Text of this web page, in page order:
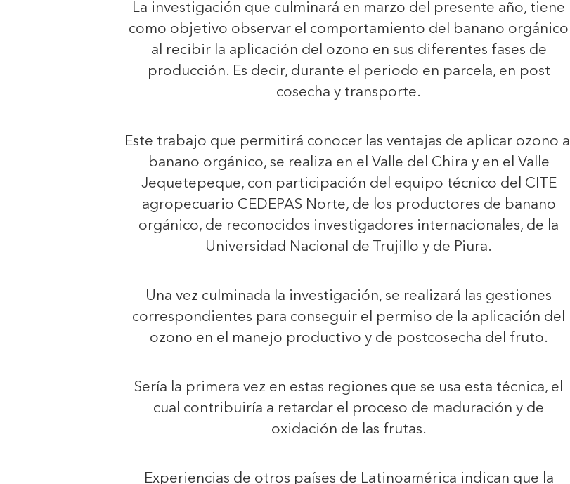
La investigación que culminará en marzo del presente año, tiene
como objetivo observar el comportamiento del banano orgánico
al recibir la aplicación del ozono en sus diferentes fases de
producción. Es decir, durante el periodo en parcela, en post
cosecha y transporte.
Este trabajo que permitirá conocer las ventajas de aplicar ozono al
banano orgánico, se realiza en el Valle del Chira y en el Valle
Jequetepeque, con participación del equipo técnico del CITE
agropecuario CEDEPAS Norte, de los productores de banano
orgánico, de reconocidos investigadores internacionales, de la
Universidad Nacional de Trujillo y de Piura.
Una vez culminada la investigación, se realizará las gestiones
correspondientes para conseguir el permiso de la aplicación del
ozono en el manejo productivo y de postcosecha del fruto.
Sería la primera vez en estas regiones que se usa esta técnica, el
cual contribuiría a retardar el proceso de maduración y de
oxidación de las frutas.
Experiencias de otros países de Latinoamérica indican que la